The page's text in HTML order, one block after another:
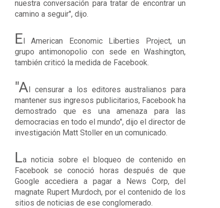
nuestra conversación para tratar de encontrar un
camino a seguir", dijo.
El American Economic Liberties Project, un
grupo antimonopolio con sede en Washington,
también criticó la medida de Facebook.
"Al censurar a los editores australianos para
mantener sus ingresos publicitarios, Facebook ha
demostrado que es una amenaza para las
democracias en todo el mundo", dijo el director de
investigación Matt Stoller en un comunicado.
La noticia sobre el bloqueo de contenido en
Facebook se conoció horas después de que
Google accediera a pagar a News Corp, del
magnate Rupert Murdoch, por el contenido de los
sitios de noticias de ese conglomerado.